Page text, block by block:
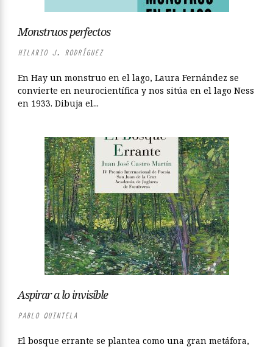
Monstruos perfectos
HILARIO J. RODRÍGUEZ
En Hay un monstruo en el lago, Laura Fernández se
convierte en neurocientífica y nos sitúa en el lago Ness
en 1933. Dibuja el...
Aspirar a lo invisible
PABLO QUINTELA
El bosque errante se plantea como una gran metáfora,